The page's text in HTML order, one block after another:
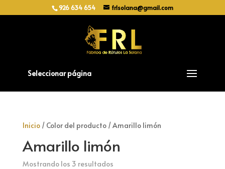
926 634 654 frlsolana@gmail.com
Seleccionar página
Inicio/ Color del producto / Amarillo limón
Amarillo limón
Mostrando los 3 resultadosOrdenado